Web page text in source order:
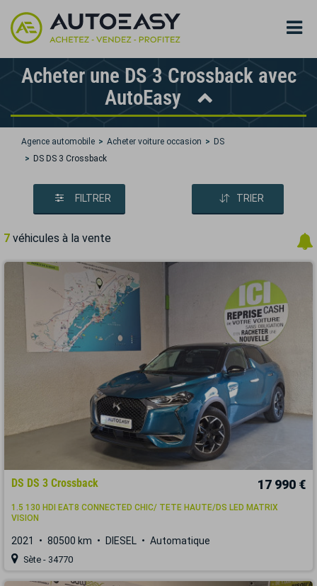
Acheter une DS 3 Crossback avec
AutoEasy
Agence automobile Acheter voiture occasion
DS
DS DS 3 Crossback
FILTRER TRIER
7 véhicules à la vente
DS DS 3 Crossback 17 990 €
1.5 130 HDI EAT8 CONNECTED CHIC/ TETE HAUTE/DS LED MATRIX
VISION
2021 80500 km DIESEL Automatique
Sète - 34770